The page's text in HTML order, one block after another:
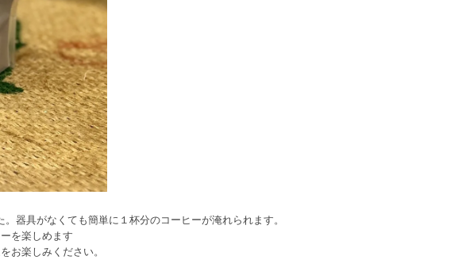
器具がなくても簡単に１杯分のコーヒーが淹れられます。
を楽しめます
お楽しみください。